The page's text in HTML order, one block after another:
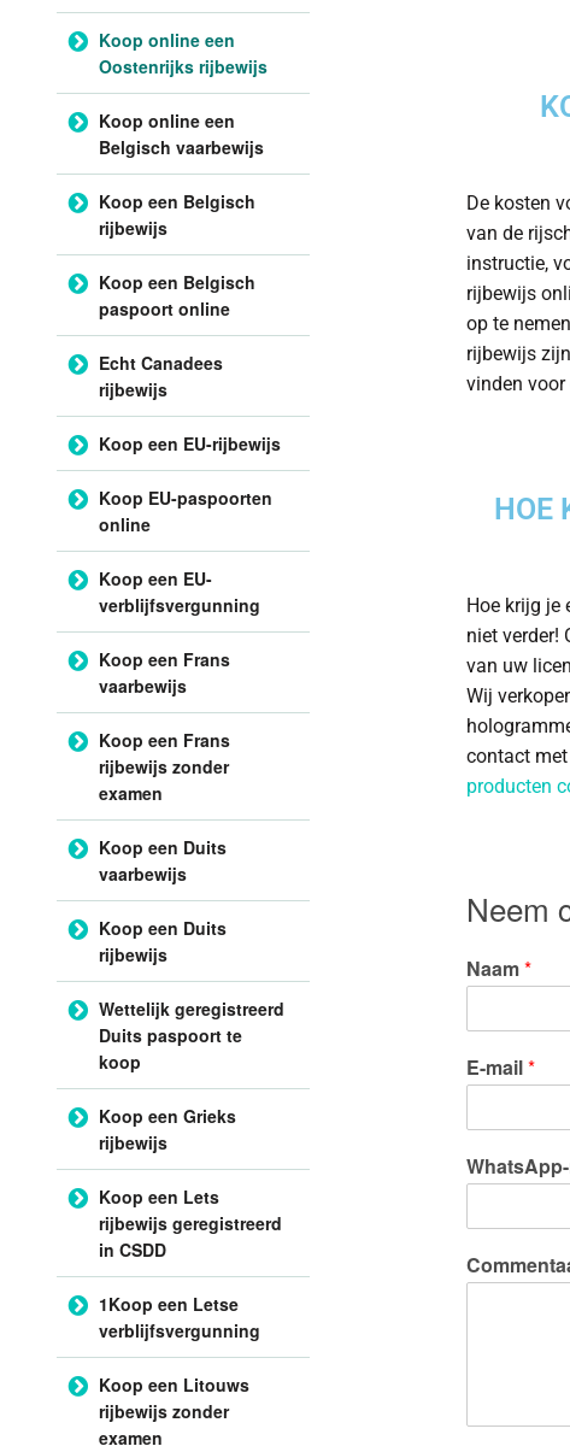
De kosten
van de
instructie,
rijbewijs
op te
rijbewijs
vinden voor
HOE
Hoe krijg je
niet verder!
van uw
Wij
contact
producten
Neem
Naam*
E-mail*
Koop online een
Oostenrijks rijbewijs
Koop online een
Belgisch vaarbewijs
Koop een Belgisch
rijbewijs
Koop een Belgisch
paspoort online
Echt Canadees
rijbewijs
Koop een EU-rijbewijs
Koop EU-paspoorten
online
Koop een EU-
verblijfsvergunning
Koop een Frans
vaarbewijs
Koop een Frans
rijbewijs zonder
examen
Koop een Duits
vaarbewijs
Koop een Duits
rijbewijs
Wettelijk geregistreerd
Duits paspoort te
koop
Koop een Grieks
rijbewijs
Koop een Lets
rijbewijs geregistreerd
in CSDD
1Koop een Letse
verblijfsvergunning
Koop een Litouws
rijbewijs zonder
examen